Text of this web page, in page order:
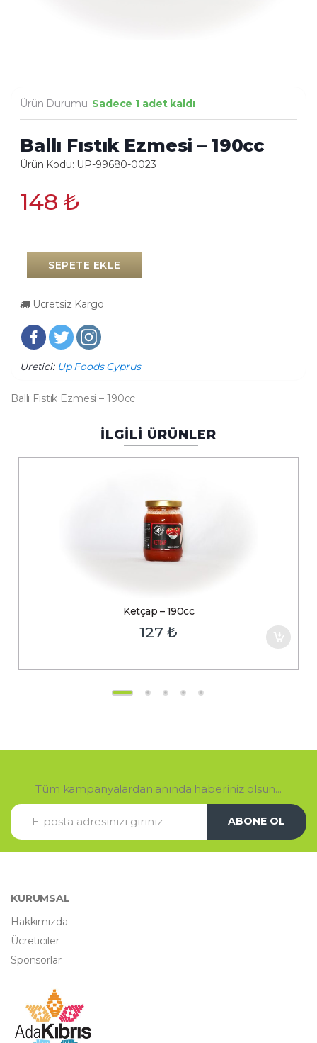
Ürün Durumu: Sadece 1 adet kaldı
Ballı Fıstık Ezmesi – 190cc
Ürün Kodu: UP-99680-0023
148 ₺
SEPETE EKLE
Ücretsiz Kargo
Üretici: Up Foods Cyprus
Ballı Fıstık Ezmesi – 190cc
İLGİLİ ÜRÜNLER
Ketçap – 190cc
127₺
Tüm kampanyalardan anında haberiniz olsun...
ABONE OL
KURUMSAL
Hakkımızda
Ücreticiler
Sponsorlar